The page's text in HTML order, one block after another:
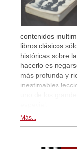
contenidos
libros clásicos
históricas sobre
hacerlo es
más profunda y
inestimables
Más...